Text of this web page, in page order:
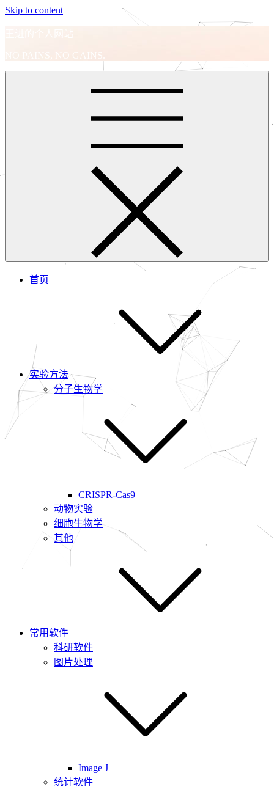
Skip to content
王进的个人网站
NO PAINS, NO GAINS.
首页
实验方法
分子生物学
CRISPR-Cas9
动物实验
细胞生物学
其他
常用软件
科研软件
图片处理
Image J
统计软件